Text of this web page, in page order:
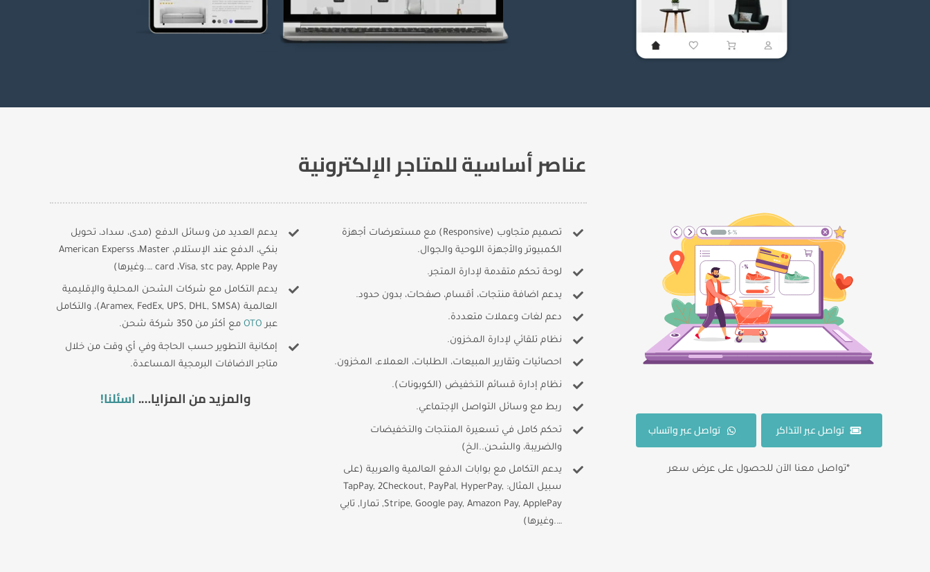
تواصل عبر التذاكر تواصل عبر واتساب
*تواصل معنا الآن للحصول على عرض سعر
عناصر أساسية للمتاجر الإلكترونية
تصميم متجاوب (Responsive) مع مستعرضات أجهزة
الكمبيوتر والأجهزة اللوحية والجوال.
لوحة تحكم متقدمة لإدارة المتجر.
يدعم اضافة منتجات، أقسام، صفحات، بدون حدود.
دعم لغات وعملات متعددة.
نظام تلقائي لإدارة المخزون.
احصائيات وتقارير المبيعات، الطلبات، العملاء، المخزون.
نظام إدارة قسائم التخفيض (الكوبونات).
ربط مع وسائل التواصل الإجتماعي.
تحكم كامل في تسعيرة المنتجات والتخفيضات
والضريبة، والشحن..الخ)
يدعم التكامل مع بوابات الدفع العالمية والعربية (على
سبيل المثال: TapPay, 2Checkout, PayPal, HyperPay,
Stripe, Google pay, Amazon Pay, ApplePay, تمارا, تابي
….وغيرها)
يدعم العديد من وسائل الدفع (مدى، سداد، تحويل
بنكي، الدفع عند الإستلام، American Experss ،Master
card ،Visa, stc pay, Apple Pay ….وغيرها)
يدعم التكامل مع شركات الشحن المحلية والإقليمية
العالمية (Aramex, FedEx, UPS, DHL, SMSA)، والتكامل
عبر OTO مع أكثر من 350 شركة شحن.
إمكانية التطوير حسب الحاجة وفي أي وقت من خلال
متاجر الاضافات البرمجية المساعدة.
والمزيد من المزايا…. اسئلنا!